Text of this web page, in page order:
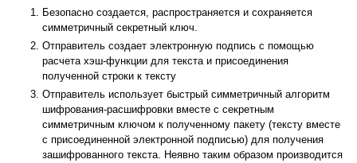
Безопасно создается, распространяется и сохраняется
симметричный секретный ключ.
Отправитель создает электронную подпись с помощью
расчета хэш-функции для текста и присоединения
полученной строки к тексту
Отправитель использует быстрый симметричный алгоритм
шифрования-расшифровки вместе с секретным
симметричным ключом к полученному пакету (тексту вместе
с присоединенной электронной подписью) для получения
зашифрованного текста. Неявно таким образом производится